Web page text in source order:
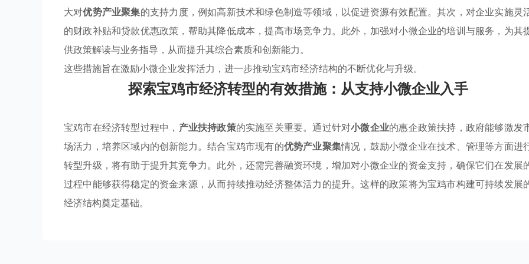
大对优势产业聚集的支持力度，例如高新技术和绿色制造等领域，以促进资源有效配置。其次，对企业实施灵
的财政补贴和贷款优惠政策，帮助其降低成本，提高市场竞争力。此外，加强对小微企业的培训与服务，为其
供政策解读与业务指导，从而提升其综合素质和创新能力。
这些措施旨在激励小微企业发挥活力，进一步推动宝鸡市经济结构的不断优化与升级。
探索宝鸡市经济转型的有效措施：从支持小微企业入手
宝鸡市在经济转型过程中， 产业扶持政策的实施至关重要。通过针对小微企业的惠企政策扶持，政府能够激发
场活力，培养区域内的创新能力。结合宝鸡市现有的优势产业聚集情况，鼓励小微企业在技术、管理等方面进
转型升级，将有助于提升其竞争力。此外，还需完善融资环境，增加对小微企业的资金支持，确保它们在发展
过程中能够获得稳定的资金来源，从而持续推动经济整体活力的提升。这样的政策将为宝鸡市构建可持续发展
经济结构奠定基础。